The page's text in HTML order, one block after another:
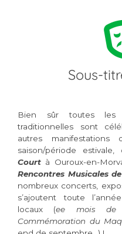
Sous-
Bien sûr toutes les
traditionnelles sont
autres
saison/période
Court à Ouroux-en-
Rencontres Musicales
nombreux concerts,
s’ajoutent toute
locaux (ee mois de
Commémoration du